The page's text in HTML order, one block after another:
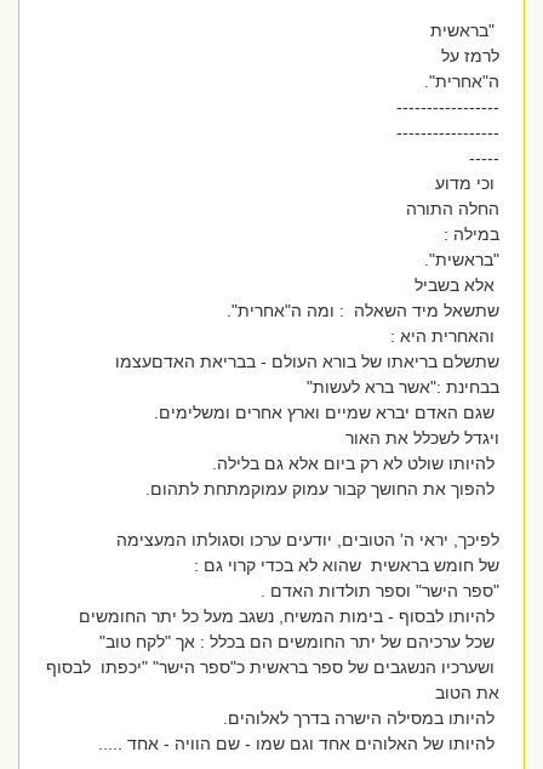
"בראשית
לרמז על
ה"אחרית".
-----------------
-----------------
-----
וכי מדוע
החלה התורה
במילה :
"בראשית".
אלא בשביל
שתשאל מיד השאלה : ומה ה"אחרית".
והאחרית היא :
שתשלם בריאתו של בורא העולם - בבריאת האדםעצמו
בבחינת :"אשר ברא לעשות"
שגם האדם יברא שמיים וארץ אחרים ומשלימים.
ויגדל לשכלל את האור
להיותו שולט לא רק ביום אלא גם בלילה.
להפוך את החושך קבור עמוק עמוקמתחת לתהום.
לפיכך, יראי ה' הטובים, יודעים ערכו וסגולתו המעצימה
של חומש בראשית שהוא לא בכדי קרוי גם :
"ספר הישר" וספר תולדות האדם .
להיותו לבסוף - בימות המשיח, נשגב מעל כל יתר החומשים
שכל ערכיהם של יתר החומשים הם בכלל : אך "לקח טוב"
ושערכיו הנשגבים של ספר בראשית כ"ספר הישר" "יכפתו לבסוף
את הטוב
להיותו במסילה הישרה בדרך לאלוהים.
להיותו של האלוהים אחד וגם שמו - שם הוויה - אחד .....